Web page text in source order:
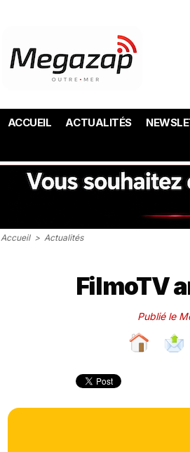
ACCUEIL ACTUALITÉS
Accueil > Actualités
FilmoTV
Publié le